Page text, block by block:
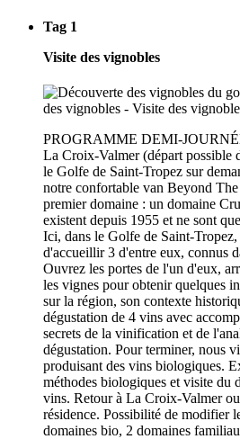
Tag 1
Visite des vignobles
PROGRAMME DEMI-
La Croix-Valmer (départ possible
le Golfe de Saint-Tropez sur
notre confortable van Beyond
premier domaine : un domaine
existent depuis 1955 et ne sont
Ici, dans le Golfe de Saint-
d'accueillir 3 d'entre eux, connus
Ouvrez les portes de l'un d'eux,
les vignes pour obtenir quelques
sur la région, son contexte
dégustation de 4 vins avec
secrets de la vinification et de
dégustation. Pour terminer, nous
produisant des vins biologiques.
méthodes biologiques et visite du
vins. Retour à La Croix-Valmer
résidence. Possibilité de modifier
domaines bio, 2 domaines